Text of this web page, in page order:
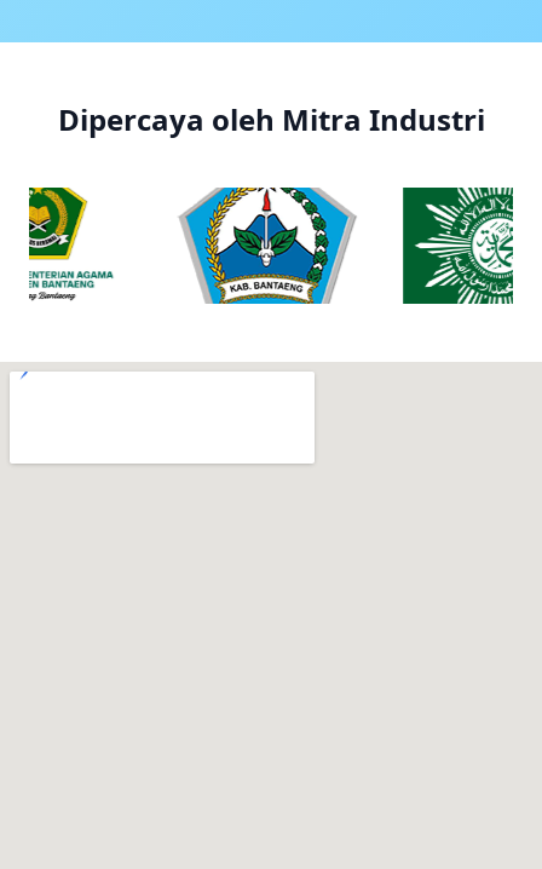
Dipercaya oleh Mitra Industri